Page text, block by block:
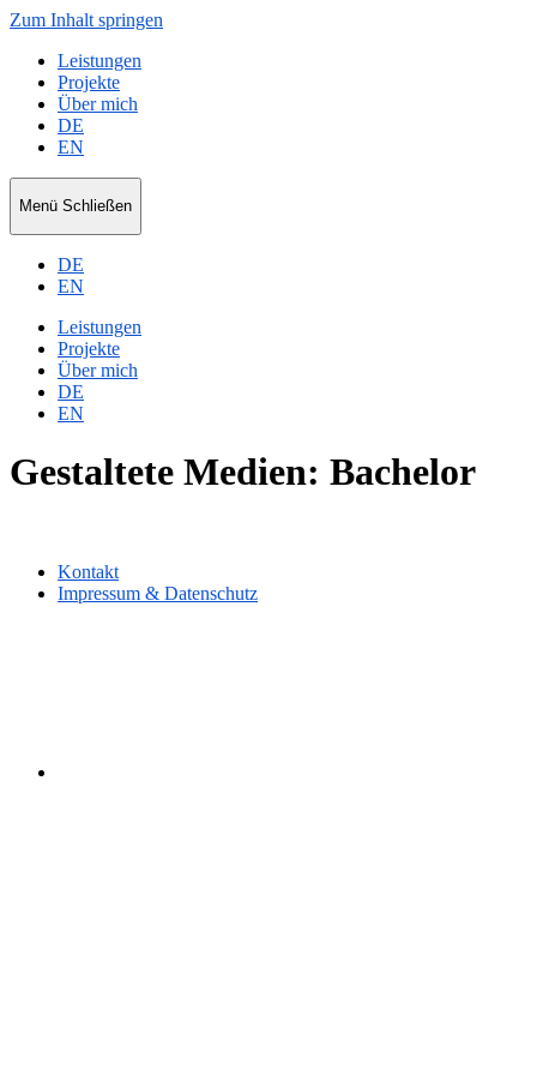
Zum Inhalt springen
Leistungen
Projekte
Über mich
DE
EN
Niko
Ripka
Menü Schließen
DE
EN
Leistungen
Projekte
Über mich
DE
EN
Gestaltete Medien: Bachelor
Kontakt
Impressum & Datenschutz